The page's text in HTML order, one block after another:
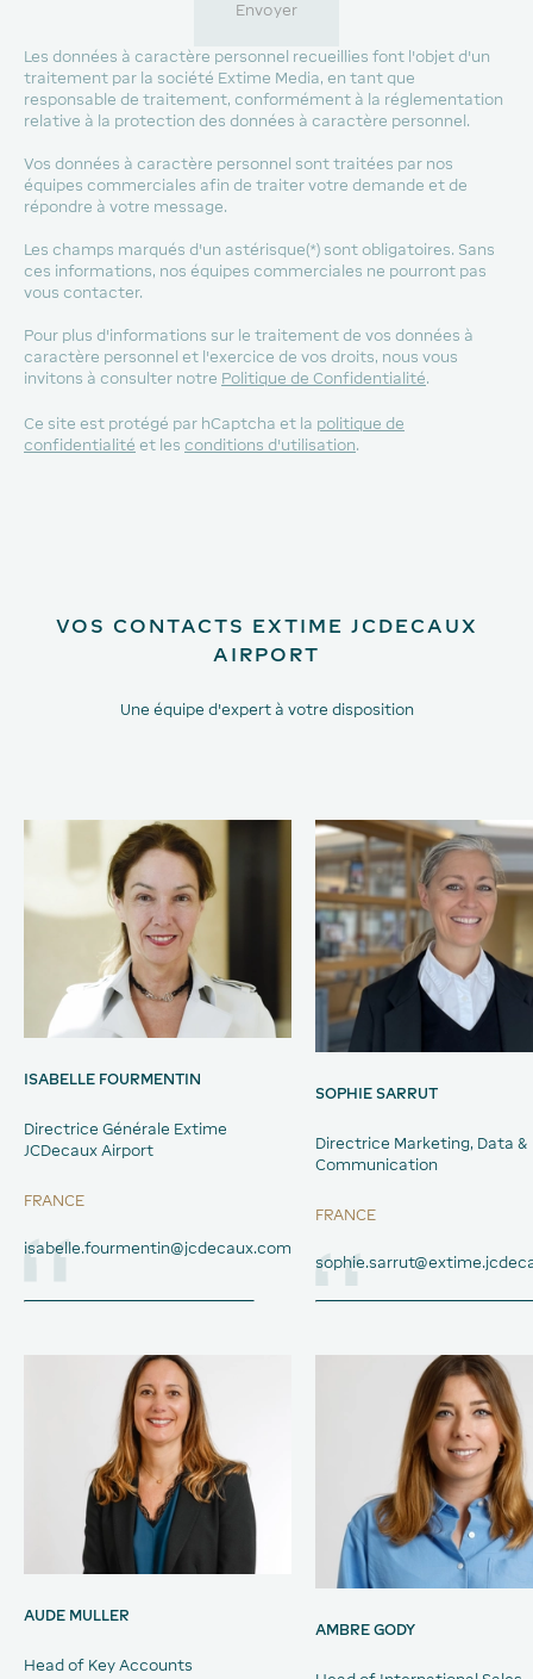
Les données à caractère personnel recueillies font l'objet d'un
traitement par la société Extime Media, en tant que
responsable de traitement, conformément à la réglementation
relative à la protection des données à caractère personnel.
Vos données à caractère personnel sont traitées par nos
équipes commerciales afin de traiter votre demande et de
répondre à votre message.
Les champs marqués d'un astérisque(*) sont obligatoires. Sans
ces informations, nos équipes commerciales ne pourront pas
vous contacter.
Pour plus d'informations sur le traitement de vos données à
caractère personnel et l'exercice de vos droits, nous vous
invitons à consulter notre Politique de Confidentialité.
Ce site est protégé par hCaptcha et la politique de
confidentialité et les conditions d'utilisation.
Envoyer
VOS CONTACTS EXTIME JCDECAUX
AIRPORT
Une équipe d'expert à votre disposition
ISABELLE FOURMENTIN
Directrice Générale Extime
JCDecaux Airport
FRANCE
isabelle.fourmentin@jcdecaux.com
SOPHIE SARRUT
Directrice Marketing, Data &
Communication
FRANCE
AUDE MULLER
Head of Key Accounts
AMBRE GODY